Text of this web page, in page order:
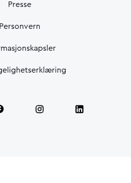
Presse
Personvern